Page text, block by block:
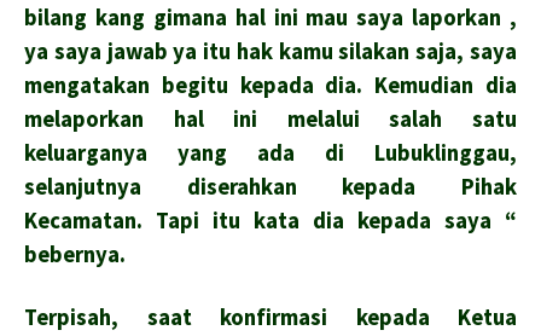
bilang kang gimana hal ini mau saya laporkan ,
ya saya jawab ya itu hak kamu silakan saja, saya
mengatakan begitu kepada dia. Kemudian dia
melaporkan hal ini melalui salah satu
keluarganya yang ada di Lubuklinggau,
selanjutnya diserahkan kepada Pihak
Kecamatan. Tapi itu kata dia kepada saya “
bebernya.
Terpisah, saat konfirmasi kepada Ketua